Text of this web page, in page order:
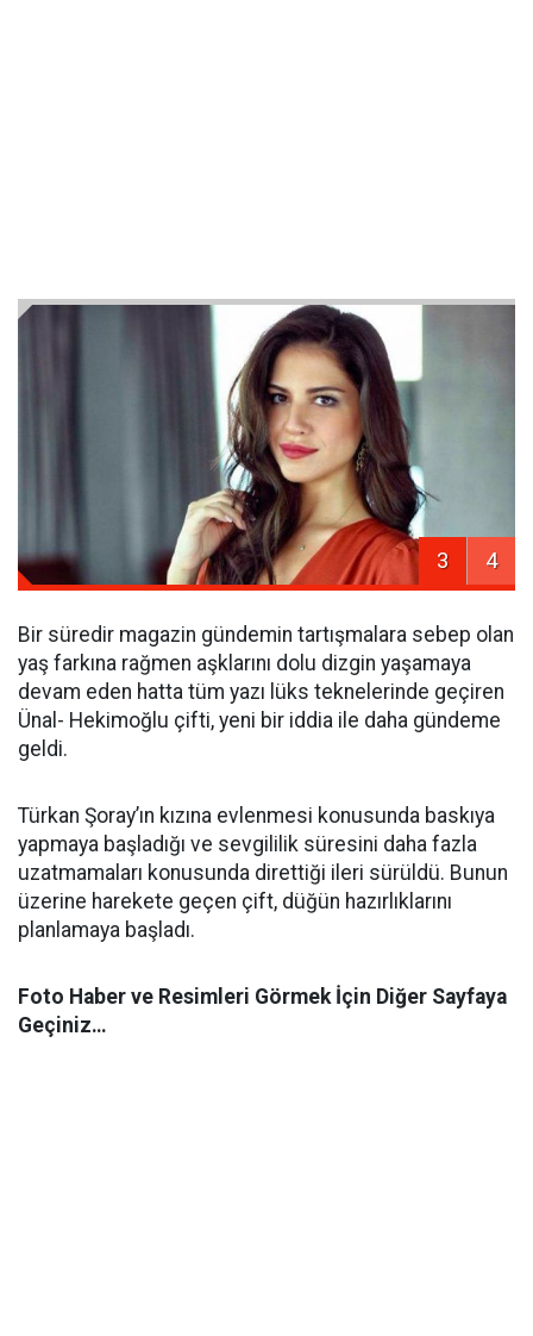
3 4
Bir süredir magazin gündemin tartışmalara sebep olan
yaş farkına rağmen aşklarını dolu dizgin yaşamaya
devam eden hatta tüm yazı lüks teknelerinde geçiren
Ünal- Hekimoğlu çifti, yeni bir iddia ile daha gündeme
geldi.
Türkan Şoray’ın kızına evlenmesi konusunda baskıya
yapmaya başladığı ve sevgililik süresini daha fazla
uzatmamaları konusunda direttiği ileri sürüldü. Bunun
üzerine harekete geçen çift, düğün hazırlıklarını
planlamaya başladı.
Foto Haber ve Resimleri Görmek İçin Diğer Sayfaya
Geçiniz…